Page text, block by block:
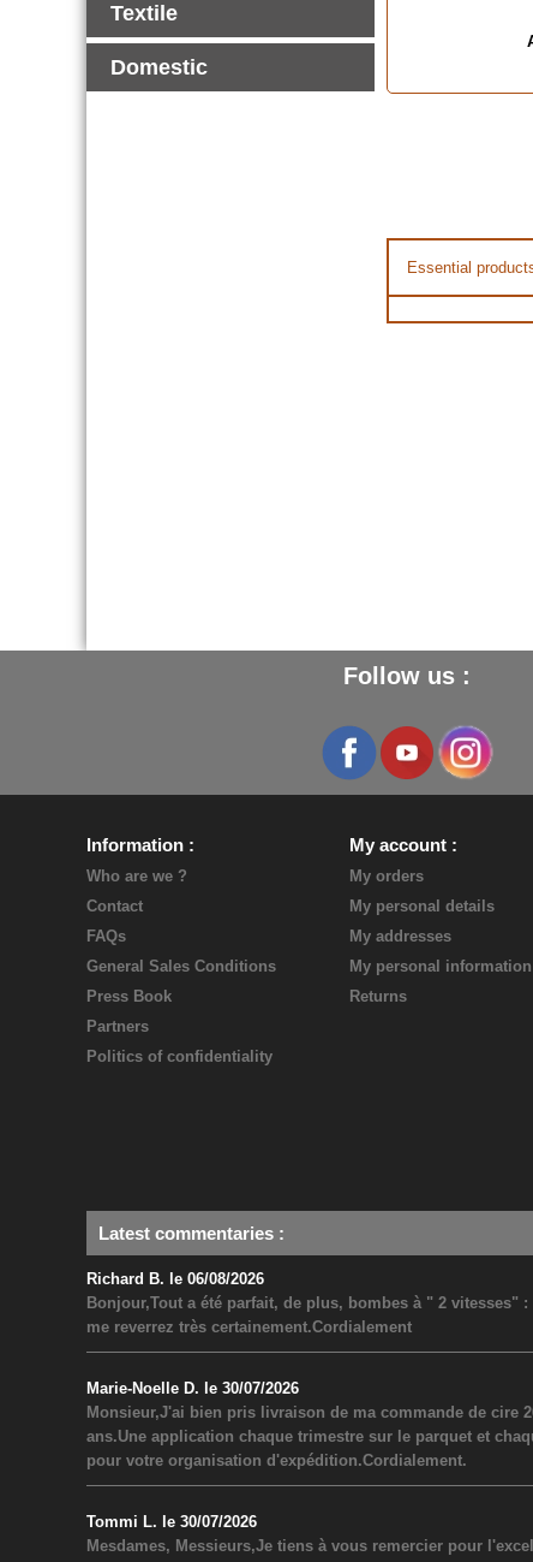
Textile
Domestic
Essential
Follow us :
Information
Who are we ?
Contact
FAQs
General Sales Conditions
Press Book
Partners
Politics of confidentiality
My account
My orders
My personal details
My addresses
My personal information
Returns
Latest commentaries :
Richard B. le 06/08/2026
Bonjour,Tout a été parfait, de plus, bombes à " 2
me reverrez très certainement.Cordialement
Marie-Noelle D. le 30/07/2026
Monsieur,J'ai bien pris livraison de ma commande de cire
ans.Une application chaque trimestre sur le parquet et
pour votre organisation d'expédition.Cordialement.
Tommi L. le 30/07/2026
Mesdames, Messieurs,Je tiens à vous remercier pour